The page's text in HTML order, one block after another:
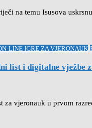
na temu Isusova
LINE IGRE ZA VJERONAUK
list i digitalne vježbe
za vjeronauk u prvom